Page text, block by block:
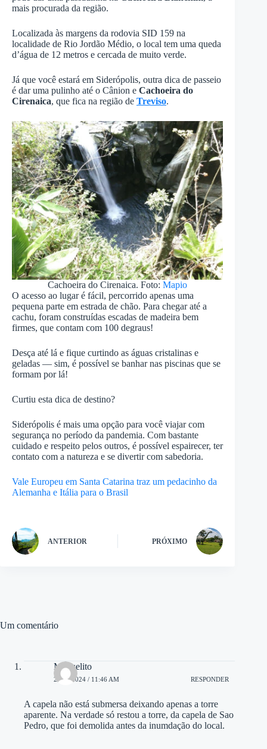
mais procurada da região.
Localizada às margens da rodovia SID 159 na
localidade de Rio Jordão Médio, o local tem uma queda
d’água de 12 metros e cercada de muito verde.
Já que você estará em Siderópolis, outra dica de passeio
é dar uma pulinho até o Cânion e Cachoeira do
Cirenaica, que fica na região de Treviso.
Cachoeira do Cirenaica. Foto:Mapio
O acesso ao lugar é fácil, percorrido apenas uma
pequena parte em estrada de chão. Para chegar até a
cachu, foram construídas escadas de madeira bem
firmes, que contam com 100 degraus!
Desça até lá e fique curtindo as águas cristalinas e
geladas — sim, é possível se banhar nas piscinas que se
formam por lá!
Curtiu esta dica de destino?
Siderópolis é mais uma opção para você viajar com
segurança no período da pandemia. Com bastante
cuidado e respeito pelos outros, é possível espairecer, ter
contato com a natureza e se divertir com sabedoria.
Vale Europeu em Santa Catarina traz um pedacinho da
Alemanha e Itália para o Brasil
ANTERIOR PRÓXIMO
Um comentário
Manuelito
25/03/2024 / 11:46 AM RESPONDER
A capela não está submersa deixando apenas a torre
aparente. Na verdade só restou a torre, da capela de Sao
Pedro, que foi demolida antes da inumdação do local.